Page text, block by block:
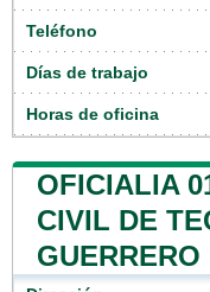
Teléfono
Días de trabajo
Horas de oficina
OFICIALIA
CIVIL DE
GUERRERO